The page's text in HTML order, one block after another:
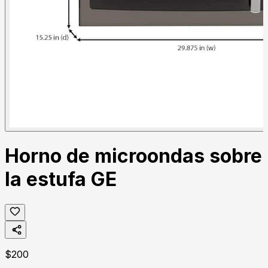
Horno de microondas sobre
la estufa GE
$200